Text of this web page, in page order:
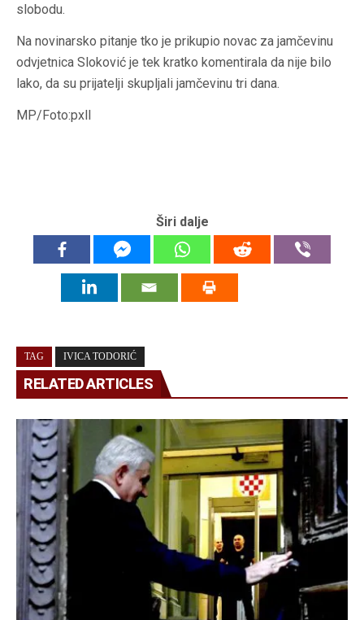
slobodu.
Na novinarsko pitanje tko je prikupio novac za jamčevinu
odvjetnica Sloković je tek kratko komentirala da nije bilo
lako, da su prijatelji skupljali jamčevinu tri dana.
MP/Foto:pxll
Širi dalje
TAG IVICA TODORIĆ
RELATED ARTICLES